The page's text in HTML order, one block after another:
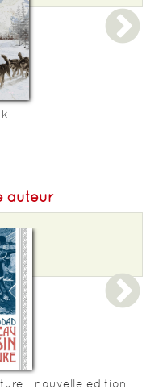
auteur
- nouvelle edition